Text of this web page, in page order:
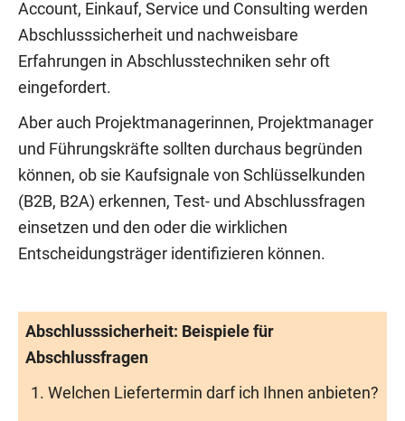
Account, Einkauf, Service und Consulting werden
Abschlusssicherheit und nachweisbare
Erfahrungen in Abschlusstechniken sehr oft
eingefordert.
Aber auch Projektmanagerinnen, Projektmanager
und Führungskräfte sollten durchaus begründen
können, ob sie Kaufsignale von Schlüsselkunden
(B2B, B2A) erkennen, Test- und Abschlussfragen
einsetzen und den oder die wirklichen
Entscheidungsträger identifizieren können.
Abschlusssicherheit: Beispiele für
Abschlussfragen
Welchen Liefertermin darf ich Ihnen anbieten?